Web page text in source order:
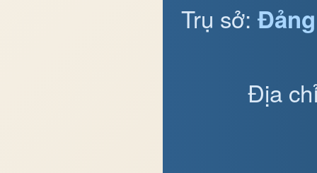
Trụ sở:
Địa